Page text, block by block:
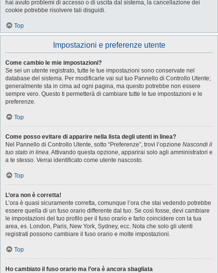
hai avuto problemi di accesso o di uscita dal sistema, la cancellazione dei
cookie potrebbe risolvere tali disguidi.
Top
Impostazioni e preferenze utente
Come cambio le mie impostazioni?
Se sei un utente registrato, tutte le tue impostazioni sono conservate nel
database del sistema. Per modificarle vai sul tuo Pannello di Controllo Utente;
generalmente sta in cima ad ogni pagina, ma questo potrebbe non essere
sempre vero. Questo ti permetterà di cambiare tutte le tue impostazioni e le
preferenze.
Top
Come posso evitare di apparire nella lista degli utenti in linea?
Nel Pannello di Controllo Utente, sotto “Preferenze”, trovi l’opzione Nascondi il
tuo stato in linea. Attivando questa opzione, apparirai solo agli amministratori e
a te stesso. Verrai identificato come utente nascosto.
Top
L’ora non è corretta!
L’ora è quasi sicuramente corretta, comunque l’ora che stai vedendo potrebbe
essere quella di un fuso orario differente dal tuo. Se così fosse, devi cambiare
le impostazioni del tuo profilo per il fuso orario e farlo coincidere con la tua
area, es. London, Paris, New York, Sydney, ecc. Nota che solo gli utenti
registrati possono cambiare il fuso orario e molte impostazioni.
Top
Ho cambiato il fuso orario ma l’ora è ancora sbagliata